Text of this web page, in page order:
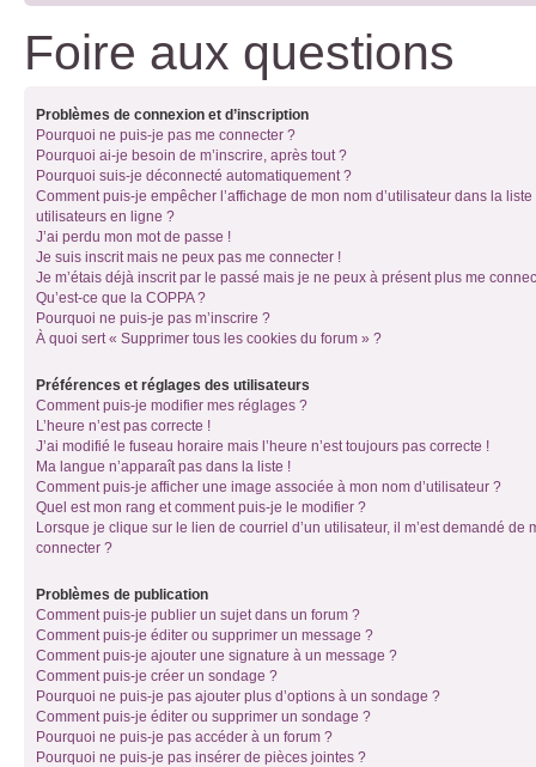
Foire aux questions
Problèmes de connexion et d’inscription
Pourquoi ne puis-je pas me connecter ?
Pourquoi ai-je besoin de m’inscrire, après tout ?
Pourquoi suis-je déconnecté automatiquement ?
Comment puis-je empêcher l’affichage de mon nom d’utilisateur dans la liste
utilisateurs en ligne ?
J’ai perdu mon mot de passe !
Je suis inscrit mais ne peux pas me connecter !
Je m’étais déjà inscrit par le passé mais je ne peux à présent plus me
Qu’est-ce que la COPPA ?
Pourquoi ne puis-je pas m’inscrire ?
À quoi sert « Supprimer tous les cookies du forum » ?
Préférences et réglages des utilisateurs
Comment puis-je modifier mes réglages ?
L’heure n’est pas correcte !
J’ai modifié le fuseau horaire mais l’heure n’est toujours pas correcte !
Ma langue n’apparaît pas dans la liste !
Comment puis-je afficher une image associée à mon nom d’utilisateur ?
Quel est mon rang et comment puis-je le modifier ?
Lorsque je clique sur le lien de courriel d’un utilisateur, il m’est demandé de
connecter ?
Problèmes de publication
Comment puis-je publier un sujet dans un forum ?
Comment puis-je éditer ou supprimer un message ?
Comment puis-je ajouter une signature à un message ?
Comment puis-je créer un sondage ?
Pourquoi ne puis-je pas ajouter plus d’options à un sondage ?
Comment puis-je éditer ou supprimer un sondage ?
Pourquoi ne puis-je pas accéder à un forum ?
Pourquoi ne puis-je pas insérer de pièces jointes ?